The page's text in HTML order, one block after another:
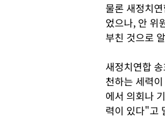
물론 새정치
었으나, 안 위
부친 것으로
새정치연합
천하는 세력
에서 의회나
력이 있다"고